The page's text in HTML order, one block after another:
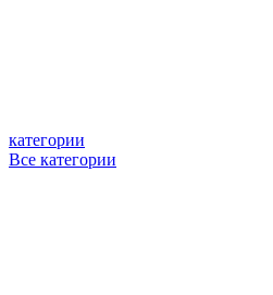
категории
Все категории